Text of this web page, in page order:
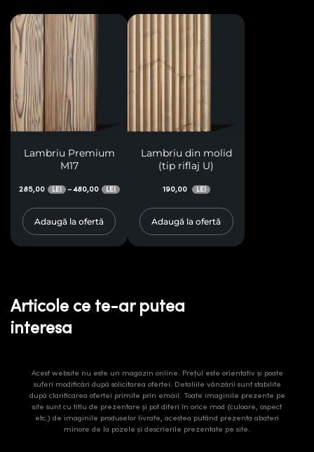
Lambriu Premium
M17
285,00 LEI –480,00 LEI
Adaugă la ofertă
Lambriu din molid
(tip riflaj U)
190,00 LEI
Adaugă la ofertă
Articole ce te-ar putea
interesa
Acest website nu este un magazin online. Prețul este orientativ și poate
suferi modificări după solicitarea ofertei. Detaliile vânzării sunt stabilite
după clarificarea ofertei primite prin email. Toate imaginile prezente pe
site sunt cu titlu de prezentare și pot diferi în orice mod (culoare, aspect
etc.) de imaginile produselor livrate, acestea putând prezenta abateri
minore de la pozele și descrierile prezentate pe site.